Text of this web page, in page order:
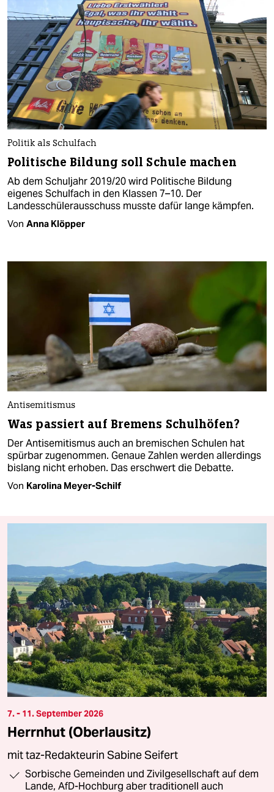
Politik als Schulfach
Politische Bildung soll Schule machen
Ab dem Schuljahr 2019/20 wird Politische Bildung
eigenes Schulfach in den Klassen 7–10. Der
Landesschülerausschuss musste dafür lange kämpfen.
Von Anna Klöpper
Antisemitismus
Was passiert auf Bremens Schulhöfen?
Der Antisemitismus auch an bremischen Schulen hat
spürbar zugenommen. Genaue Zahlen werden allerdings
bislang nicht erhoben. Das erschwert die Debatte.
Von Karolina Meyer-Schilf
7. - 11. September 2026
Herrnhut (Oberlausitz)
mit taz-Redakteurin Sabine Seifert
Sorbische Gemeinden und Zivilgesellschaft auf dem
Lande, AfD-Hochburg aber traditionell auch